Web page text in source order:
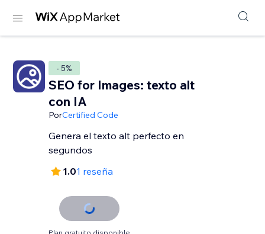
- 5%
SEO for Images: texto alt
con IA
PorCertified Code
Genera el texto alt perfecto en
segundos
1.01 reseña